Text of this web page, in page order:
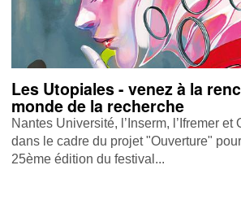
Les Utopiales - venez à la
monde de la recherche
Nantes Université, l’Inserm, l’Ifremer
dans le cadre du projet "Ouverture"
25ème édition du festival...